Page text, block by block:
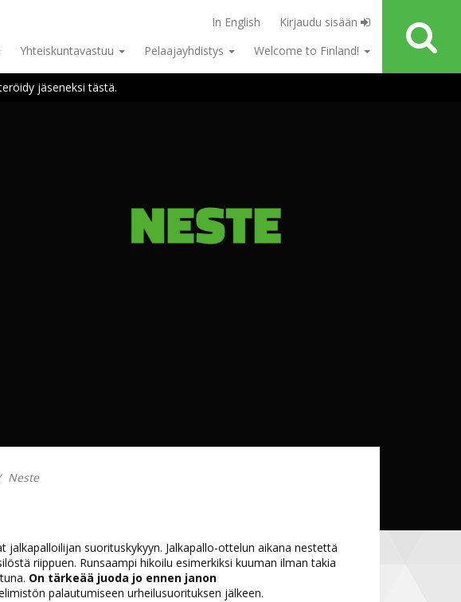
In English
Kirjaudu sisään
Yhteiskuntavastuu Pelaajayhdistys Welcome to Finland!
jäseneksi tästä.
Neste
suorituskykyyn. Jalkapallo-ottelun aikana nestettä
riippuen. Runsaampi hikoilu esimerkiksi kuuman ilman takia
On tärkeää juoda jo ennen janon
palautumiseen urheilusuorituksen jälkeen.